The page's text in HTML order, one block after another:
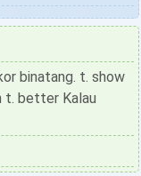
binatang. t. show
t. better Kalau